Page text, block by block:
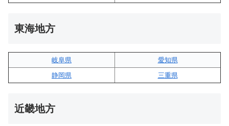
東海地方
岐阜県
愛知県
静岡県
三重県
近畿地方